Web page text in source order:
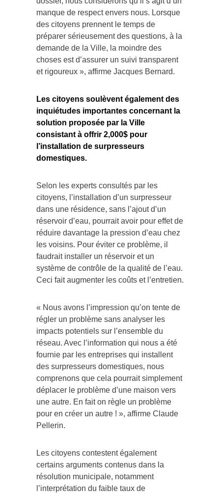
manque de respect envers nous. Lorsque
des citoyens prennent le temps de
préparer sérieusement des questions, à la
demande de la Ville, la moindre des
choses est d’assurer un suivi transparent
et rigoureux », affirme Jacques Bernard.
Les citoyens soulèvent également des
inquiétudes importantes concernant la
solution proposée par la Ville
consistant à offrir 2,000$ pour
l’installation de surpresseurs
domestiques.
Selon les experts consultés par les
citoyens, l’installation d’un surpresseur
dans une résidence, sans l’ajout d’un
réservoir d’eau, pourrait avoir pour effet de
réduire davantage la pression d’eau chez
les voisins. Pour éviter ce problème, il
faudrait installer un réservoir et un
système de contrôle de la qualité de l’eau.
Ceci fait augmenter les coûts et l’entretien.
« Nous avons l’impression qu’on tente de
régler un problème sans analyser les
impacts potentiels sur l’ensemble du
réseau. Avec l’information qui nous a été
fournie par les entreprises qui installent
des surpresseurs domestiques, nous
comprenons que cela pourrait simplement
déplacer le problème d’une maison vers
une autre. En fait on règle un problème
pour en créer un autre ! », affirme Claude
Pellerin.
Les citoyens contestent également
certains arguments contenus dans la
résolution municipale, notamment
l’interprétation du faible taux de